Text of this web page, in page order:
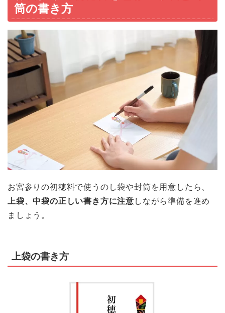
筒の書き方
お宮参りの初穂料で使うのし袋や封筒を用意したら、
上袋、中袋の正しい書き方に注意 しながら準備を進め
ましょう。
上袋の書き方